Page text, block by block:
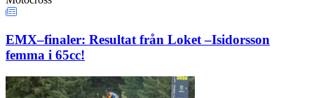
EMX–finaler: Resultat från Loket –Isidorsson
femma i 65cc!